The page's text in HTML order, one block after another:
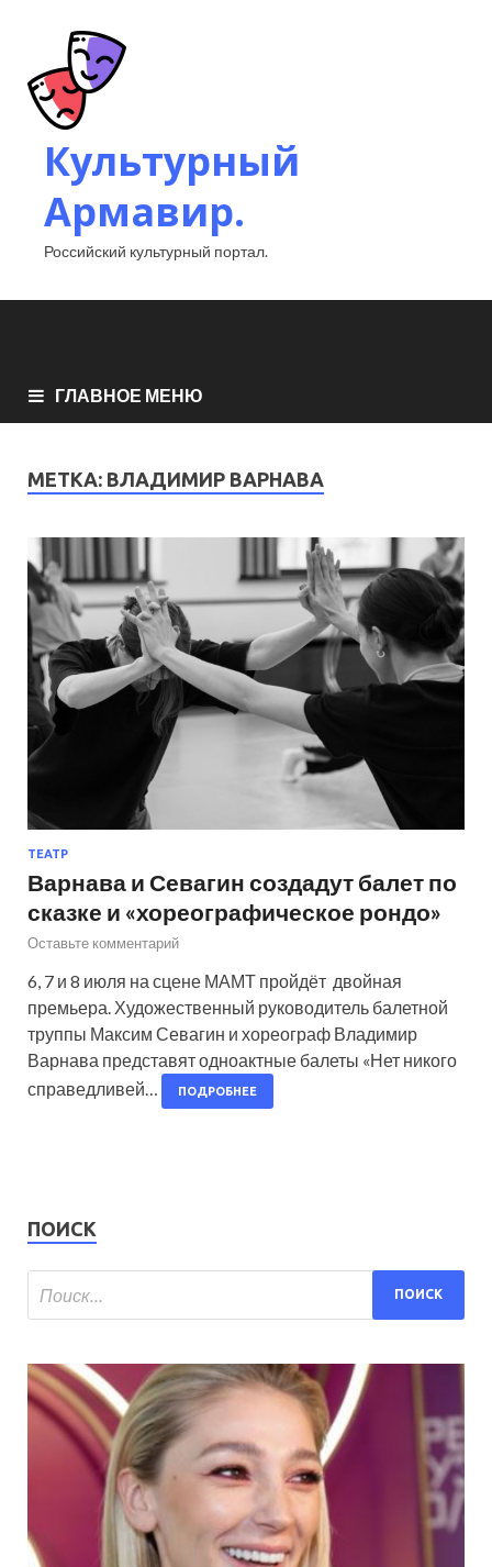
Культурный
Армавир.
Российский культурный портал.
ГЛАВНОЕ МЕНЮ
МЕТКА: ВЛАДИМИР ВАРНАВА
ТЕАТР
Варнава и Севагин создадут балет по
сказке и «хореографическое рондо»
Оставьте комментарий
6, 7 и 8 июля на сцене МАМТ пройдёт двойная
премьера. Художественный руководитель балетной
труппы Максим Севагин и хореограф Владимир
Варнава представят одноактные балеты «Нет никого
справедливей…
ПОДРОБНЕЕ
ПОИСК